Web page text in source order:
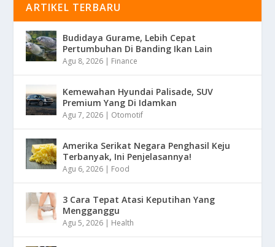
ARTIKEL TERBARU
Budidaya Gurame, Lebih Cepat
Pertumbuhan Di Banding Ikan Lain
Agu 8, 2026 | Finance
Kemewahan Hyundai Palisade, SUV
Premium Yang Di Idamkan
Agu 7, 2026 | Otomotif
Amerika Serikat Negara Penghasil Keju
Terbanyak, Ini Penjelasannya!
Agu 6, 2026 | Food
3 Cara Tepat Atasi Keputihan Yang
Mengganggu
Agu 5, 2026 | Health